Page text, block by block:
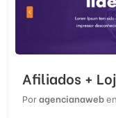
Afiliados +
Poragencianaweb